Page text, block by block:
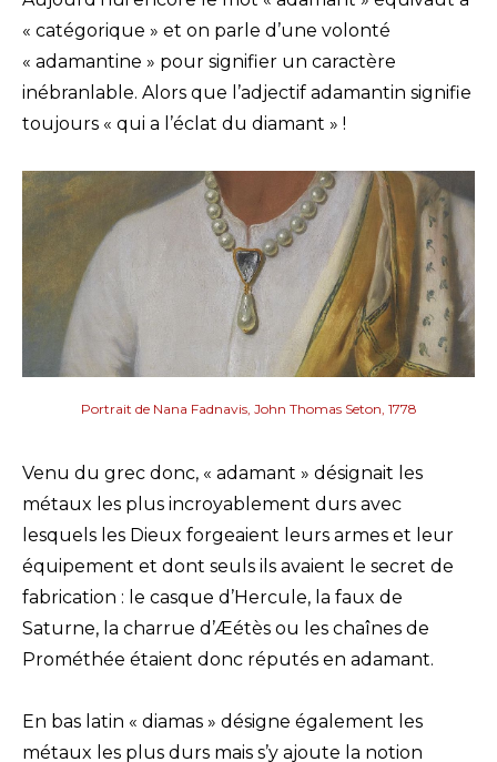
« catégorique » et on parle d’une volonté
« adamantine » pour signifier un caractère
inébranlable. Alors que l’adjectif adamantin signifie
toujours « qui a l’éclat du diamant » !
Portrait de Nana Fadnavis, John Thomas Seton, 1778
Venu du grec donc, « adamant » désignait les
métaux les plus incroyablement durs avec
lesquels les Dieux forgeaient leurs armes et leur
équipement et dont seuls ils avaient le secret de
fabrication : le casque d’Hercule, la faux de
Saturne, la charrue d’Æétès ou les chaînes de
Prométhée étaient donc réputés en adamant.
En bas latin « diamas » désigne également les
métaux les plus durs mais s’y ajoute la notion